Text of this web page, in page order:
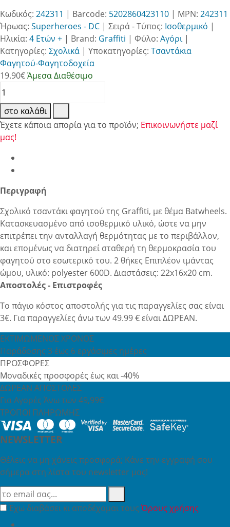
Κωδικός: 242311 | Barcode: 5202860423110 | MPN: 242311
Ήρωας: Superheroes - DC | Σειρά - Τύπος: Ισοθερμικό |
Ηλικία: 4 Ετών + | Brand: Graffiti | Φύλο: Αγόρι|
Κατηγορίες: Σχολικά | Υποκατηγορίες: Τσαντάκια
Φαγητού-Φαγητοδοχεία
19.90€Άμεσα Διαθέσιμο
στο καλάθι
Έχετε κάποια απορία για το προϊόν; Επικοινωνήστε μαζί
μας!
Περιγραφή
Σχολικό τσαντάκι φαγητού της Graffiti, με θέμα Batwheels.
Κατασκευασμένο από ισοθερμικό υλικό, ώστε να μην
επιτρέπει την ανταλλαγή θερμότητας με το περιβάλλον,
και επομένως να διατηρεί σταθερή τη θερμοκρασία του
φαγητού στο εσωτερικό του. 2 θήκες Επιπλέον ιμάντας
ώμου, υλικό: polyester 600D. Διαστάσεις: 22x16x20 cm.
Αποστολές - Επιστροφές
Το πάγιο κόστος αποστολής για τις παραγγελίες σας είναι
3€. Για παραγγελίες άνω των 49.99 € είναι ΔΩΡΕΑΝ.
ΕΚΤΙΜΩΜΕΝΟΣ ΧΡΟΝΟΣ
Παράδοσης 3 έως 6 εργάσιμες ημέρες
ΠΡΟΣΦΟΡΕΣ
Μοναδικές προσφορές έως και -40%
ΔΩΡΕΑΝ ΑΠΟΣΤΟΛΕΣ
Για Αγορές Άνω των 49,99€
ΤΡΟΠΟΙ ΠΛΗΡΩΜΗΣ
NEWSLETTER
Θέλεις να μη χάνεις προσφορά; Κάνε την εγγραφή σου
σήμερα στη λίστα του newsletter μας!
Έχω διαβάσει κι αποδέχομαι τουςΌρους χρήσης